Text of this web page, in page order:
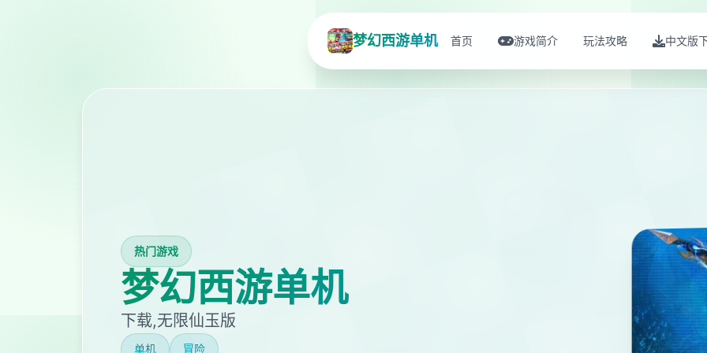
梦幻西游单机 首页 游戏简介 玩法攻略 中文版
热门游戏
梦幻西游单机
下载,无限仙玉版
单机 冒险